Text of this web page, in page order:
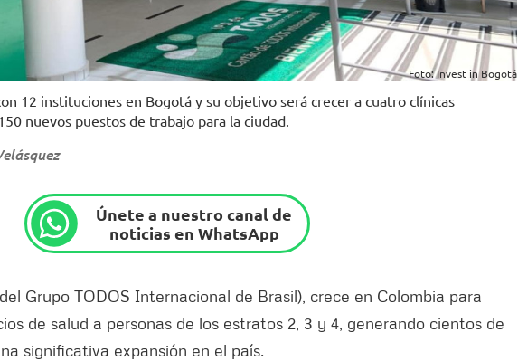
Foto: Invest in Bogotá
12 instituciones en Bogotá y su objetivo será crecer a cuatro clínicas
nuevos puestos de trabajo para la ciudad.
Únete a nuestro canal de
noticias en WhatsApp
Grupo TODOS Internacional de Brasil), crece en Colombia para
de salud a personas de los estratos 2, 3 y 4, generando cientos de
significativa expansión en el país.